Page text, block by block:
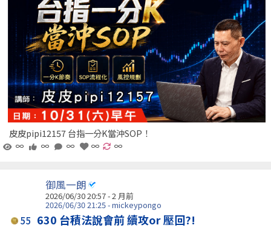
皮皮pipi12157 台指一分K當沖SOP！
∞
∞ ∞ ∞ ∞
御風一朗
2026/06/30 20:57 - 2 月前
2026/06/30 21:25 - mickeypongo
55 630 台積法說會前 續攻or 壓回?!